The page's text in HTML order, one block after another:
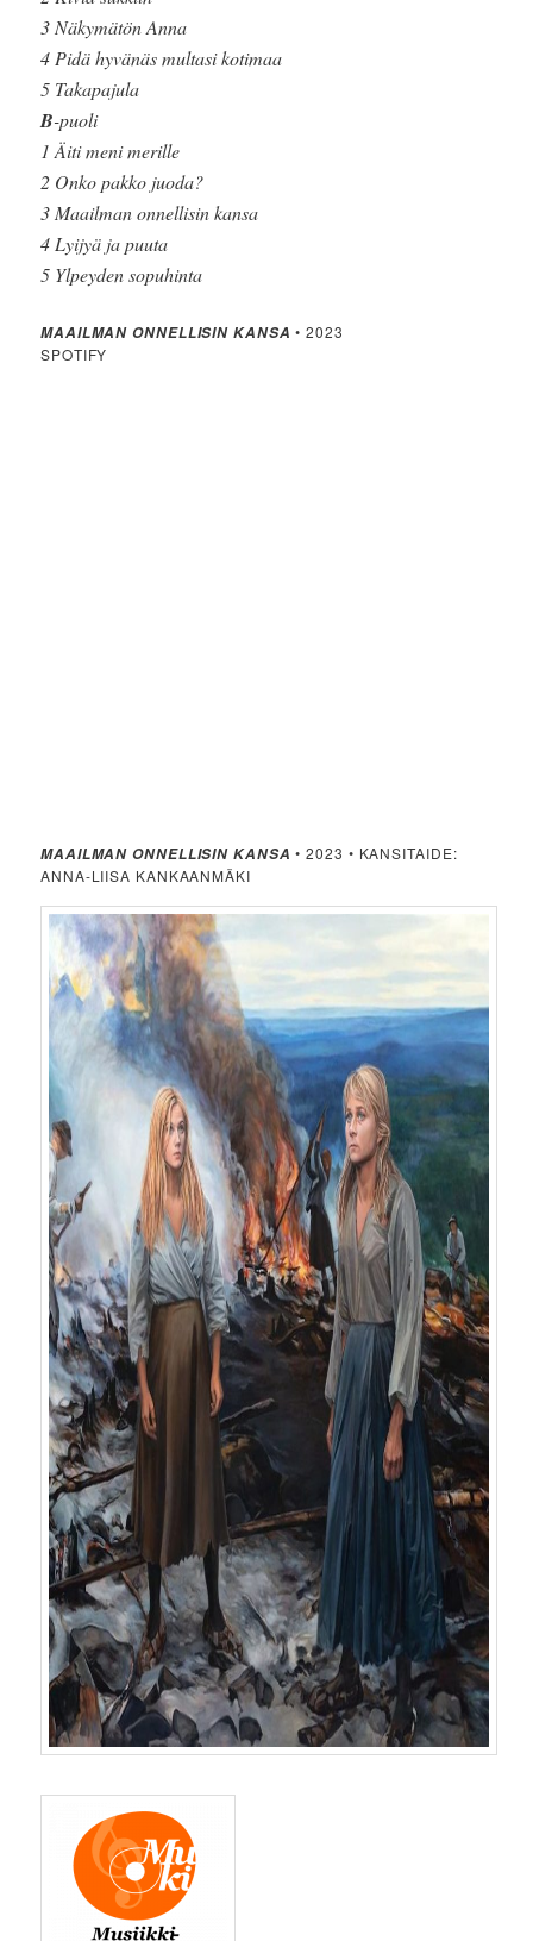
3 Näkymätön Anna
4 Pidä hyvänäs multasi kotimaa
5 Takapajula
B-puoli
1 Äiti meni merille
2 Onko pakko juoda?
3 Maailman onnellisin kansa
4 Lyijyä ja puuta
5 Ylpeyden sopuhinta
MAAILMAN ONNELLISIN KANSA • 2023
SPOTIFY
MAAILMAN ONNELLISIN KANSA • 2023 • KANSITAIDE:
ANNA-LIISA KANKAANMÄKI